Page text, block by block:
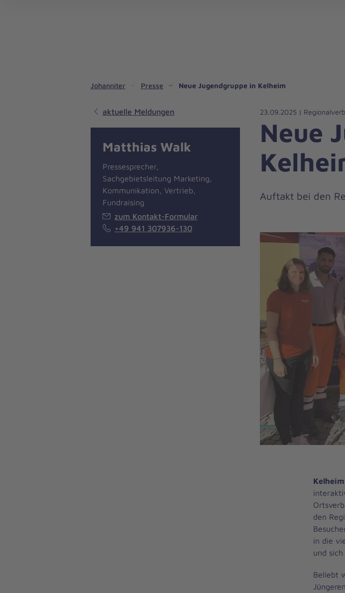
Johanniter Presse Neue Jugendgruppe in Kelheim
23.09.2025 |
Neue
Auftakt bei den
den
in die
und
Beliebt
aktuelle Meldungen
Matthias Walk
Pressesprecher,
Sachgebietsleitung Marketing,
Kommunikation, Vertrieb,
Fundraising
zum Kontakt-Formular
+49 941 307936-130